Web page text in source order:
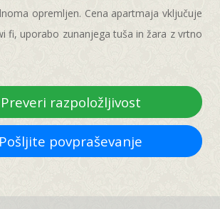
opremljen. Cena apartmaja vključuje
fi, uporabo zunanjega tuša in žara z vrtno
razpoložljivost
povpraševanje